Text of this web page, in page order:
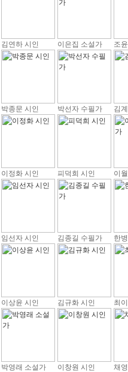
김연하 시인 이은집 소설가 조
박종문 시인 박선자 수필가 김
이정화 시인 피덕희 시인 이
임선자 시인 김종길 수필가 한
이상윤 시인 김규화 시인 최
박영래 소설가 이창원 시인 채